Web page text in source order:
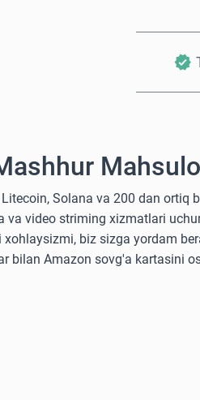
Solana va 200 dan ortiq
video striming xizmatlari
biz sizga yordam
bilan Amazon sovg'a kartasini